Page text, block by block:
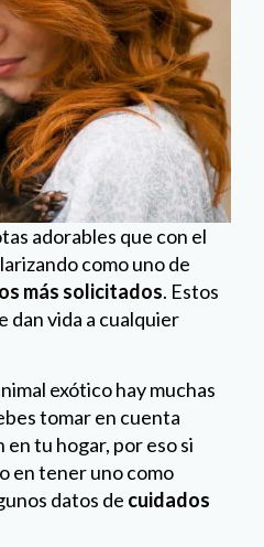
adorables que con el
como uno de
más solicitados. Estos
dan vida a cualquier
exótico hay muchas
tomar en cuenta
tu hogar, por eso si
en tener uno como
datos de cuidados